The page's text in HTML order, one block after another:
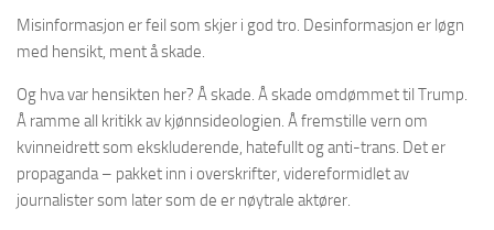
Misinformasjon er feil som skjer i god tro. Desinformasjon er løgn
med hensikt, ment å skade.
Og hva var hensikten her? Å skade. Å skade omdømmet til Trump.
Å ramme all kritikk av kjønnsideologien. Å fremstille vern om
kvinneidrett som ekskluderende, hatefullt og anti-trans. Det er
propaganda – pakket inn i overskrifter, videreformidlet av
journalister som later som de er nøytrale aktører.